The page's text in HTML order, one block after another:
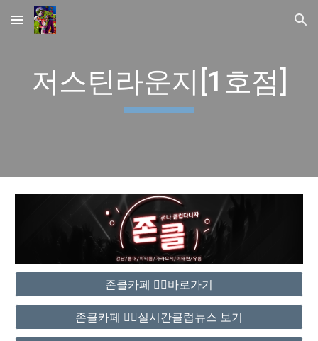
Skip to main content Skip to navigation
저스틴라운지[1호점]
존클카페 ❤️‍🔥바로가기
존클카페 ❤️‍🔥실시간클럽뉴스 보기